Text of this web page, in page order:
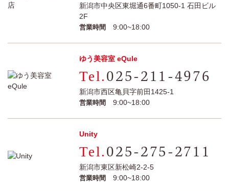
新潟市中央区東堀通6番町1050-1 石田ビル
2F
営業時間 9:00~18:00
ゆう美容室 eQule
025-211-4976
新潟市西区亀貝字前田1425-1
営業時間 9:00~18:00
Unity
025-275-2711
新潟市東区新松崎2-2-5
営業時間 9:00~18:00